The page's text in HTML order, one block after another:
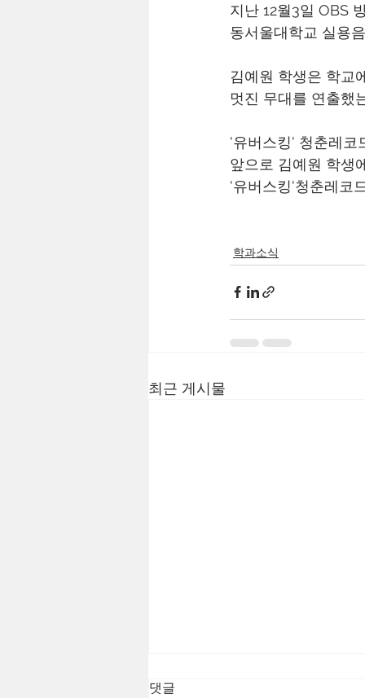
지난 12월3일 OBS
동서울대학교 실용
김예원 학생은 학교
멋진 무대를 연출했
'유버스킹' 청춘레코
앞으로 김예원 학생
'유버스킹'청춘레코
학과소식
최근 게시물
댓글